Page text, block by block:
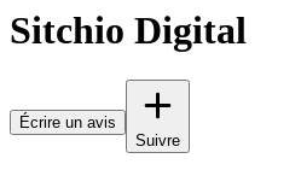
Sitchio Digital
Écrire un avis
Suivre